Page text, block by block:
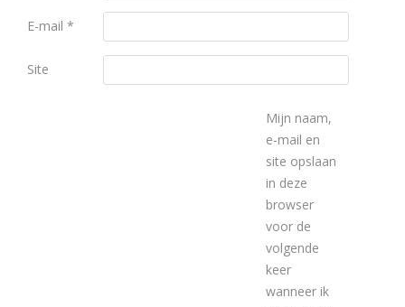
E-mail *
Site
Mijn naam,
e-mail en
site opslaan
in deze
browser
voor de
volgende
keer
wanneer ik